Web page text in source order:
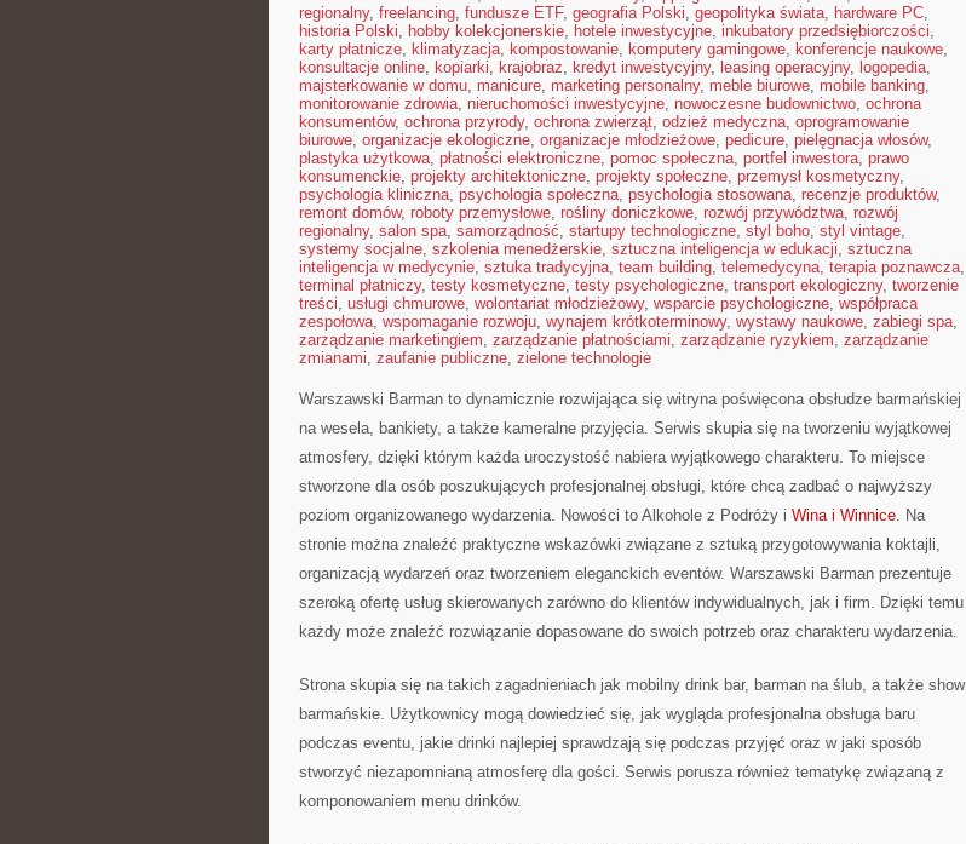
regionalny, freelancing, fundusze ETF, geografia Polski, geopolityka świata, hardware PC,
historia Polski, hobby kolekcjonerskie, hotele inwestycyjne, inkubatory przedsiębiorczości,
karty płatnicze, klimatyzacja, kompostowanie, komputery gamingowe, konferencje naukowe,
konsultacje online, kopiarki, krajobraz, kredyt inwestycyjny, leasing operacyjny, logopedia,
majsterkowanie w domu, manicure, marketing personalny, meble biurowe, mobile banking,
monitorowanie zdrowia, nieruchomości inwestycyjne, nowoczesne budownictwo, ochrona
konsumentów, ochrona przyrody, ochrona zwierząt, odzież medyczna, oprogramowanie
biurowe, organizacje ekologiczne, organizacje młodzieżowe, pedicure, pielęgnacja włosów,
plastyka użytkowa, płatności elektroniczne, pomoc społeczna, portfel inwestora, prawo
konsumenckie, projekty architektoniczne, projekty społeczne, przemysł kosmetyczny,
psychologia kliniczna, psychologia społeczna, psychologia stosowana, recenzje produktów,
remont domów, roboty przemysłowe, rośliny doniczkowe, rozwój przywództwa, rozwój
regionalny, salon spa, samorządność, startupy technologiczne, styl boho, styl vintage,
systemy socjalne, szkolenia menedżerskie, sztuczna inteligencja w edukacji, sztuczna
inteligencja w medycynie, sztuka tradycyjna, team building, telemedycyna, terapia poznawcza,
terminal płatniczy, testy kosmetyczne, testy psychologiczne, transport ekologiczny, tworzenie
treści, usługi chmurowe, wolontariat młodzieżowy, wsparcie psychologiczne, współpraca
zespołowa, wspomaganie rozwoju, wynajem krótkoterminowy, wystawy naukowe, zabiegi spa,
zarządzanie marketingiem, zarządzanie płatnościami, zarządzanie ryzykiem, zarządzanie
zmianami, zaufanie publiczne, zielone technologie
Warszawski Barman to dynamicznie rozwijająca się witryna poświęcona obsłudze barmańskiej
na wesela, bankiety, a także kameralne przyjęcia. Serwis skupia się na tworzeniu wyjątkowej
atmosfery, dzięki którym każda uroczystość nabiera wyjątkowego charakteru. To miejsce
stworzone dla osób poszukujących profesjonalnej obsługi, które chcą zadbać o najwyższy
poziom organizowanego wydarzenia. Nowości to Alkohole z Podróży i Wina i Winnice. Na
stronie można znaleźć praktyczne wskazówki związane z sztuką przygotowywania koktajli,
organizacją wydarzeń oraz tworzeniem eleganckich eventów. Warszawski Barman prezentuje
szeroką ofertę usług skierowanych zarówno do klientów indywidualnych, jak i firm. Dzięki temu
każdy może znaleźć rozwiązanie dopasowane do swoich potrzeb oraz charakteru wydarzenia.
Strona skupia się na takich zagadnieniach jak mobilny drink bar, barman na ślub, a także show
barmańskie. Użytkownicy mogą dowiedzieć się, jak wygląda profesjonalna obsługa baru
podczas eventu, jakie drinki najlepiej sprawdzają się podczas przyjęć oraz w jaki sposób
stworzyć niezapomnianą atmosferę dla gości. Serwis porusza również tematykę związaną z
komponowaniem menu drinków.